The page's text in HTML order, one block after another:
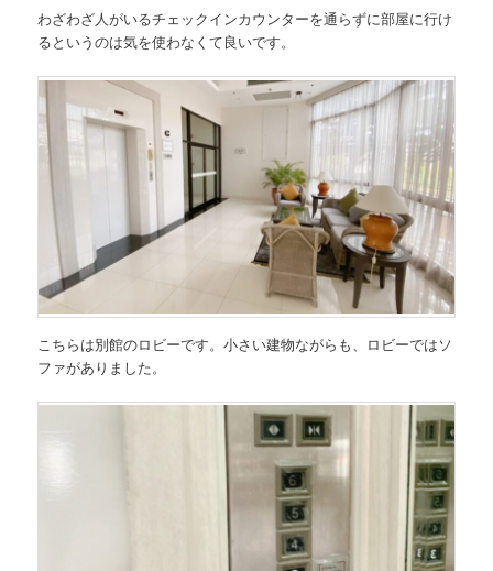
わざわざ人がいるチェックインカウンターを通らずに部屋に行け
るというのは気を使わなくて良いです。
こちらは別館のロビーです。小さい建物ながらも、ロビーではソ
ファがありました。